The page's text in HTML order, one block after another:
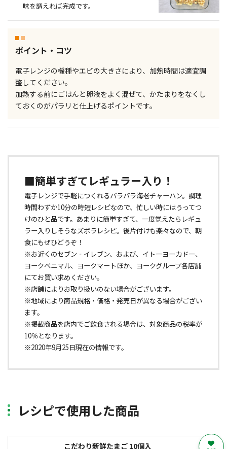
味を調えれば完成です。
ポイント・コツ
電子レンジの機種やエビの大きさにより、加熱時間は適宜調
整してください。
加熱する前にごはんと卵液をよく混ぜて、かたまりをなくし
ておくのがパラリと仕上げるポイントです。
■簡単すぎてレギュラー入り！
電子レンジで手軽につくれるパラパラ海老チャーハン。調理
時間わずか10分の時短レシピなので、忙しい時にはうってつ
けのひと品です。あまりに簡単すぎて、一度覚えたらレギュ
ラー入りしそうなズボラレシピ。後片付けも楽々なので、朝
食にもぜひどうぞ！
※お近くのセブン‐イレブン、および、イトーヨーカドー、
ヨークベニマル、ヨークマートほか、ヨークグループ各店舗
にてお買い求めください。
※店舗によりお取り扱いのない場合がございます。
※地域により商品規格・価格・発売日が異なる場合がござい
ます。
※掲載商品を店内でご飲食される場合は、対象商品の税率が
10％となります。
※2020年9月25日現在の情報です。
レシピで使用した商品
こだわり新鮮たまご 10個入